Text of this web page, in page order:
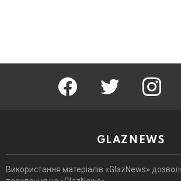
facebook twitter
GLAZNEWS
Використання матеріалів «GlazNews»